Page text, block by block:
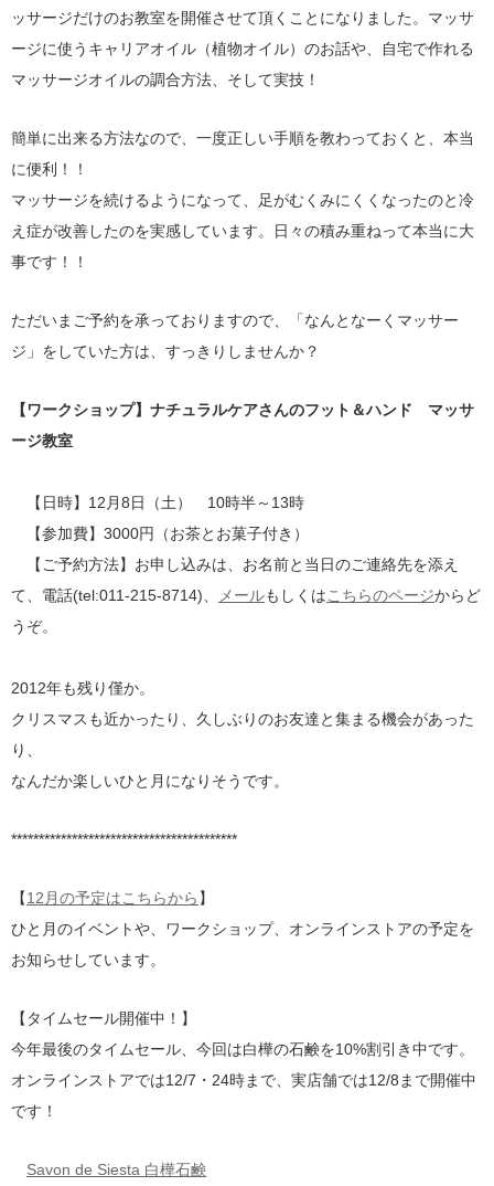
ッサージだけのお教室を開催させて頂くことになりました。マッサ
ージに使うキャリアオイル（植物オイル）のお話や、自宅で作れる
マッサージオイルの調合方法、そして実技！
簡単に出来る方法なので、一度正しい手順を教わっておくと、本当
に便利！！
マッサージを続けるようになって、足がむくみにくくなったのと冷
え症が改善したのを実感しています。日々の積み重ねって本当に大
事です！！
ただいまご予約を承っておりますので、「なんとなーくマッサー
ジ」をしていた方は、すっきりしませんか？
【ワークショップ】ナチュラルケアさんのフット＆ハンド マッサ
ージ教室
【日時】12月8日（土） 10時半～13時
【参加費】3000円（お茶とお菓子付き）
【ご予約方法】お申し込みは、お名前と当日のご連絡先を添え
て、電話(tel:011-215-8714)、
メールもしくはこちらのページからど
うぞ。
2012年も残り僅か。
クリスマスも近かったり、久しぶりのお友達と集まる機会があった
り、
なんだか楽しいひと月になりそうです。
*****************************************
【12月の予定はこちらから 】
ひと月のイベントや、ワークショップ、オンラインストアの予定を
お知らせしています。
【タイムセール開催中！】
今年最後のタイムセール、今回は白樺の石鹸を10%割引き中です。
オンラインストアでは12/7・24時まで、実店舗では12/8まで開催中
です！
Savon de Siesta 白樺石鹸